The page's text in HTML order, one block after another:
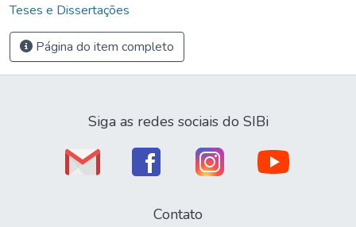
Teses e Dissertações
Página do item completo
Siga as redes sociais do SIBi
Contato